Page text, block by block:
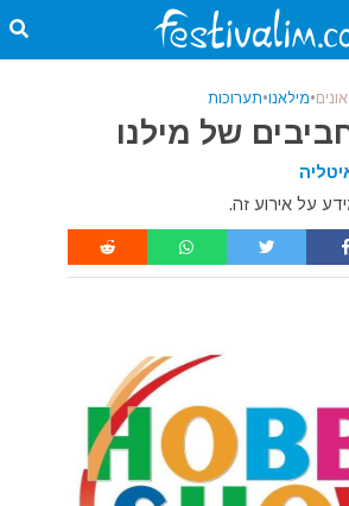
•מילאנו•תערוכות
של מילנו
על אירוע זה.